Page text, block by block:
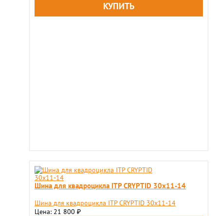
Шина для квадроцикла ITP CRYPTID 30x11-14
Шина для квадроцикла ITP CRYPTID 30x11-14
Цена: 21 800 ₽